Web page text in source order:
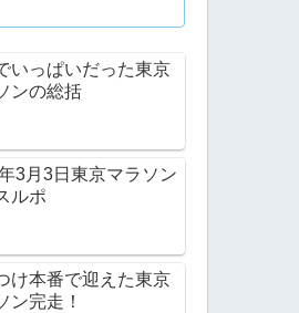
いっぱいだった東京
ンの総括
3月3日東京マラソン
ルポ
け本番で迎えた東京
ン完走！